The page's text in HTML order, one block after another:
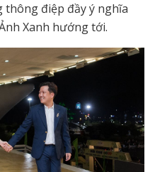
điệp đầy ý nghĩa
Xanh hướng tới.